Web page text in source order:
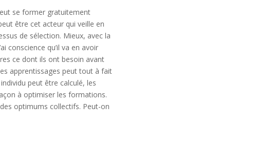
se former gratuitement
être cet acteur qui veille en
de sélection. Mieux, avec la
conscience qu’il va en avoir
ce dont ils ont besoin avant
apprentissages peut tout à fait
peut être calculé, les
à optimiser les formations.
optimums collectifs. Peut-on